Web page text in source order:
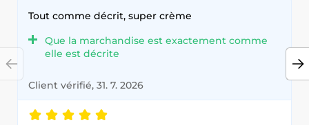
Tout comme décrit, super crème
Que la marchandise est exactement comme
elle est décrite
Client vérifié, 31. 7. 2026